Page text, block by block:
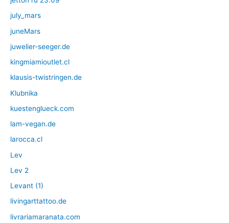
july_mars
juneMars
juwelier-seeger.de
kingmiamioutlet.cl
klausis-twistringen.de
Klubnika
kuestenglueck.com
lam-vegan.de
larocca.cl
Lev
Lev 2
Levant (1)
livingarttattoo.de
livrariamaranata.com